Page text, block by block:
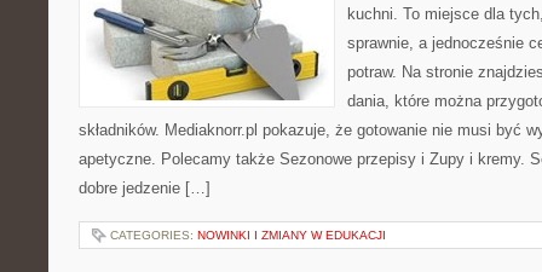
kuchni. To miejsce dla
sprawnie, a jednocześnie
potraw. Na stronie
dania, które można
składników. Mediaknorr.pl pokazuje, że gotowanie nie musi być
apetyczne. Polecamy także Sezonowe przepisy i Zupy i kremy.
dobre jedzenie […]
CATEGORIES: NOWINKI I ZMIANY W EDUKACJI